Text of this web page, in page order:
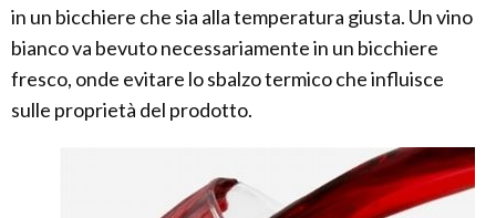
in un bicchiere che sia alla temperatura giusta. Un vino
bianco va bevuto necessariamente in un bicchiere
fresco, onde evitare lo sbalzo termico che influisce
sulle proprietà del prodotto.